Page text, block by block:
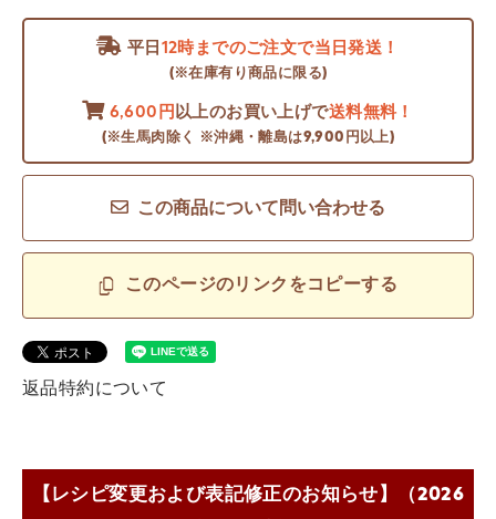
平日 12時までのご注文で当日発送！
(※在庫有り商品に限る)
6,600円 以上のお買い上げで送料無料！
(※生馬肉除く ※沖縄・離島は9,900円以上)
この商品について問い合わせる
このページのリンクをコピーする
返品特約について
【レシピ変更および表記修正のお知らせ】（2026